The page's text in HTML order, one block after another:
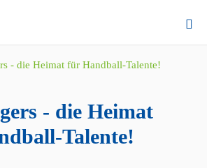
- die Heimat
Talente!